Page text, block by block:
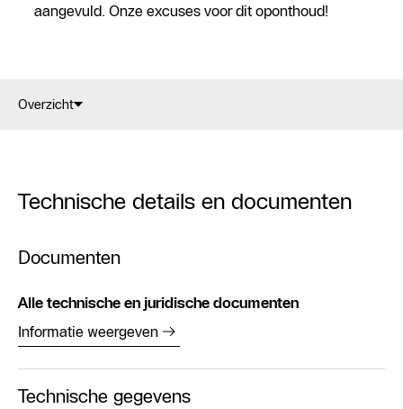
aangevuld. Onze excuses voor dit oponthoud!
Overzicht
Technische details en documenten
Documenten
Alle technische en juridische documenten
Informatie weergeven
Technische gegevens